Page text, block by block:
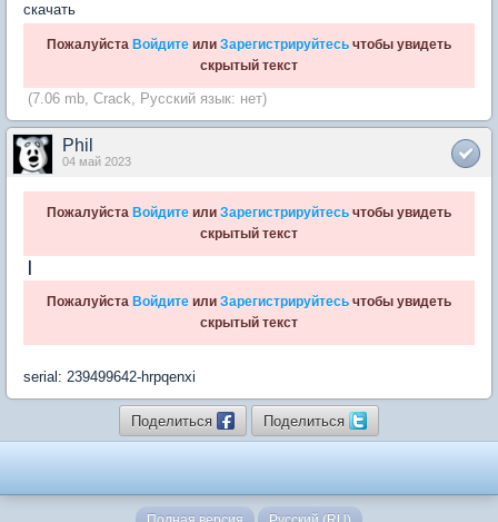
скачать
Пожалуйста Войдите или Зарегистрируйтесь чтобы увидеть
скрытый текст
(7.06 mb, Crack, Русский язык: нет)
Phil
04 май 2023
Пожалуйста Войдите или Зарегистрируйтесь чтобы увидеть
скрытый текст
Пожалуйста Войдите или Зарегистрируйтесь чтобы увидеть
скрытый текст
serial: 239499642-hrpqenxi
Поделиться Поделиться